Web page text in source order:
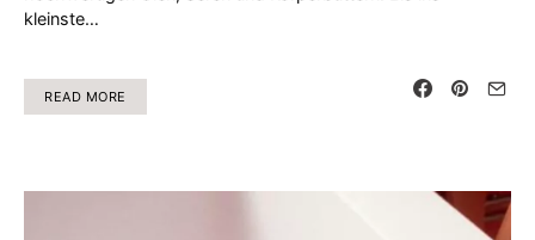
kleinste…
READ MORE